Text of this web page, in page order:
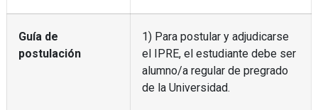
Guía de
postulación
1) Para postular y adjudicarse
el IPRE, el estudiante debe ser
alumno/a regular de pregrado
de la Universidad.